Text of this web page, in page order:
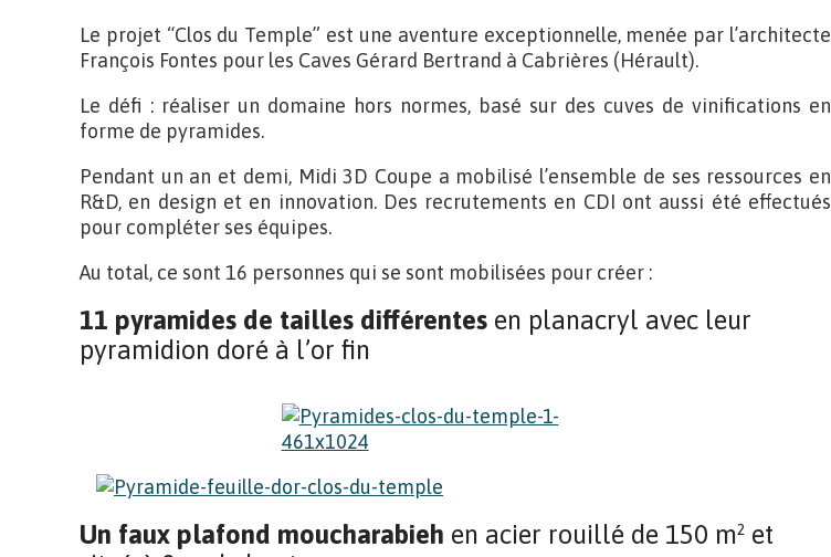
Le projet “Clos du Temple” est une aventure exceptionnelle, menée par l’architecte
François Fontes pour les Caves Gérard Bertrand à Cabrières (Hérault).
Le défi : réaliser un domaine hors normes, basé sur des cuves de vinifications en
forme de pyramides.
Pendant un an et demi, Midi 3D Coupe a mobilisé l’ensemble de ses ressources en
R&D, en design et en innovation. Des recrutements en CDI ont aussi été effectués
pour compléter ses équipes.
Au total, ce sont 16 personnes qui se sont mobilisées pour créer :
11 pyramides de tailles différentes en planacryl avec leur
pyramidion doré à l’or fin
Un faux plafond moucharabieh en acier rouillé de 150 m² et